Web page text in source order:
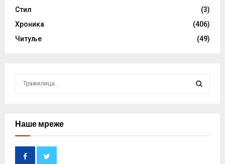
Стил
(3)
Хроника
(406)
Читуље
(49)
cНаше мреже